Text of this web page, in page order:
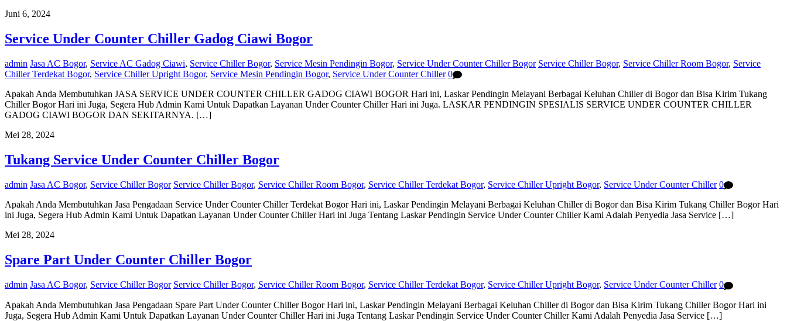
Juni 6, 2024
Service Under Counter Chiller Gadog Ciawi Bogor
admin Jasa AC Bogor, Service AC Gadog Ciawi, Service Chiller Bogor, Service Mesin Pendingin Bogor, Service Under Counter Chiller Bogor Service Chiller Bogor, Service Chiller Room Bogor, Service
Chiller Terdekat Bogor, Service Chiller Upright Bogor, Service Mesin Pendingin Bogor, Service Under Counter Chiller 0
Apakah Anda Membutuhkan JASA SERVICE UNDER COUNTER CHILLER GADOG CIAWI BOGOR Hari ini, Laskar Pendingin Melayani Berbagai Keluhan Chiller di Bogor dan Bisa Kirim Tukang
Chiller Bogor Hari ini Juga, Segera Hub Admin Kami Untuk Dapatkan Layanan Under Counter Chiller Hari ini Juga. LASKAR PENDINGIN SPESIALIS SERVICE UNDER COUNTER CHILLER
GADOG CIAWI BOGOR DAN SEKITARNYA. […]
Mei 28, 2024
Tukang Service Under Counter Chiller Bogor
admin Jasa AC Bogor, Service Chiller Bogor Service Chiller Bogor, Service Chiller Room Bogor, Service Chiller Terdekat Bogor, Service Chiller Upright Bogor, Service Under Counter Chiller 0
Apakah Anda Membutuhkan Jasa Pengadaan Service Under Counter Chiller Terdekat Bogor Hari ini, Laskar Pendingin Melayani Berbagai Keluhan Chiller di Bogor dan Bisa Kirim Tukang Chiller Bogor Hari
ini Juga, Segera Hub Admin Kami Untuk Dapatkan Layanan Under Counter Chiller Hari ini Juga Tentang Laskar Pendingin Service Under Counter Chiller Kami Adalah Penyedia Jasa Service […]
Mei 28, 2024
Spare Part Under Counter Chiller Bogor
admin Jasa AC Bogor, Service Chiller Bogor Service Chiller Bogor, Service Chiller Room Bogor, Service Chiller Terdekat Bogor, Service Chiller Upright Bogor, Service Under Counter Chiller 0
Apakah Anda Membutuhkan Jasa Pengadaan Spare Part Under Counter Chiller Bogor Hari ini, Laskar Pendingin Melayani Berbagai Keluhan Chiller di Bogor dan Bisa Kirim Tukang Chiller Bogor Hari ini
Juga, Segera Hub Admin Kami Untuk Dapatkan Layanan Under Counter Chiller Hari ini Juga Tentang Laskar Pendingin Service Under Counter Chiller Kami Adalah Penyedia Jasa Service […]